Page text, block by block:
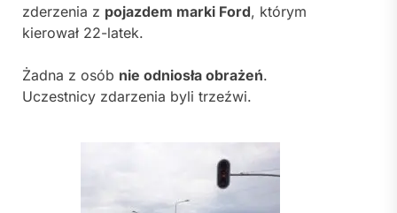
zderzenia z pojazdem marki Ford, którym
kierował 22-latek.
Żadna z osób nie odniosła obrażeń.
Uczestnicy zdarzenia byli trzeźwi.